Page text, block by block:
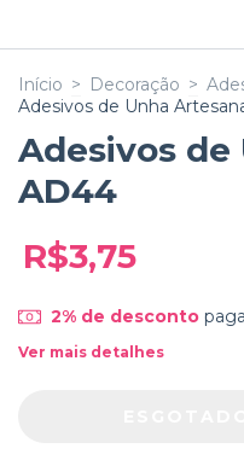
Início > Decoração >
Adesivos de Unha
Adesivos de
AD44
R$3,75
2% de desconto
Ver mais detalhes